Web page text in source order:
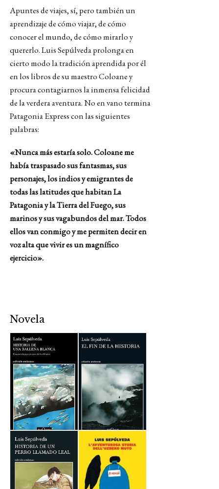
Apuntes de viajes, sí, pero también un
aprendizaje de cómo viajar, de cómo
conocer el mundo, de cómo mirarlo y
quererlo. Luis Sepúlveda prolonga en
cierto modo la tradición aprendida por él
en los libros de su maestro Coloane y
procura contagiarnos la inmensa felicidad
de la verdera aventura. No en vano termina
Patagonia Express con las siguientes
palabras:
«Nunca más estaría solo. Coloane me
había traspasado sus fantasmas, sus
personajes, los indios y emigrantes de
todas las latitudes que habitan La
Patagonia y la Tierra del Fuego, sus
marinos y sus vagabundos del mar. Todos
ellos van conmigo y me permiten decir en
voz alta que vivir es un magnífico
ejercicio».
Novela